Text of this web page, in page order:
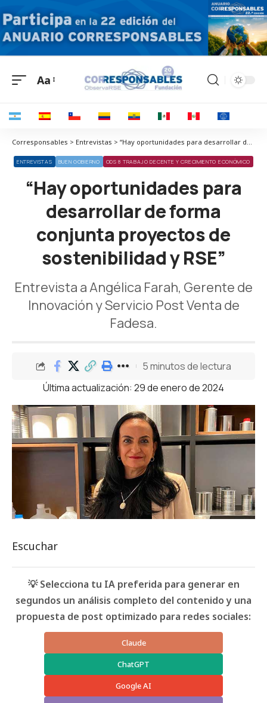
Aa
Corresponsables > Entrevistas > “Hay oportunidades para desarrollar de forma conjunta proyectos de sostenibilidad y RSE”
ENTREVISTAS BUEN GOBIERNO ODS 8 TRABAJO DECENTE Y CRECIMIENTO ECONÓMICO
“Hay oportunidades para
desarrollar de forma
conjunta proyectos de
sostenibilidad y RSE”
Entrevista a Angélica Farah, Gerente de
Innovación y Servicio Post Venta de
Fadesa.
Última actualización: 29 de enero de 2024
5 minutos de lectura
Escuchar
💡 Selecciona tu IA preferida para generar en
segundos un análisis completo del contenido y una
propuesta de post optimizado para redes sociales:
Claude
ChatGPT
Google AI